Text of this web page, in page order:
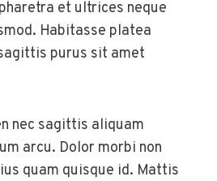
et ultrices neque
Habitasse platea
purus sit amet
nec sagittis aliquam
arcu. Dolor morbi non
quam quisque id. Mattis